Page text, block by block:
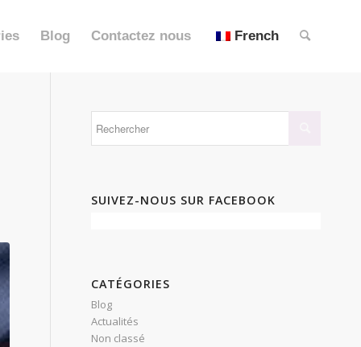
Blog Contactez nous French
SUIVEZ-NOUS SUR FACEBOOK
CATÉGORIES
Blog
Actualités
Non classé